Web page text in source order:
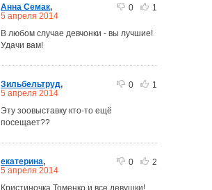
0 1
Анна Семак,
5 апреля 2014
В любом случае девчонки - вы лучшие!
Удачи вам!
0 1
Зильбельтруд,
5 апреля 2014
Эту зоовыставку кто-то ещё
посещает??
0 2
екатерина,
5 апреля 2014
Кристиночка Томенко и все девушки!